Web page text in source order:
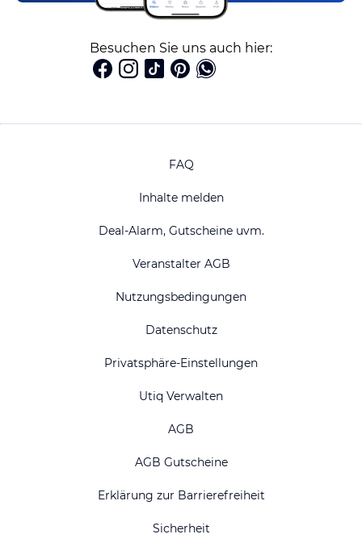
Besuchen Sie uns auch hier:
FAQ
Inhalte melden
Deal-Alarm, Gutscheine uvm.
Veranstalter AGB
Nutzungsbedingungen
Datenschutz
Privatsphäre-Einstellungen
Utiq Verwalten
AGB
AGB Gutscheine
Erklärung zur Barrierefreiheit
Sicherheit